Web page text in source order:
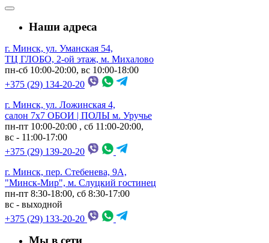
Наши адреса
г. Минск, ул. Уманская 54,
ТЦ ГЛОБО, 2-ой этаж, м. Михалово
пн-сб 10:00-20:00, вс 10:00-18:00
+375 (29) 134-20-20
г. Минск, ул. Ложинская 4,
салон 7х7 ОБОИ | ПОЛЫ м. Уручье
пн-пт 10:00-20:00 , сб 11:00-20:00,
вс - 11:00-17:00
+375 (29) 139-20-20
г. Минск, пер. Стебенева, 9А,
"Минск-Мир", м. Слуцкий гостинец
пн-пт 8:30-18:00, сб 8:30-17:00
вс - выходной
+375 (29) 133-20-20
Мы в сети